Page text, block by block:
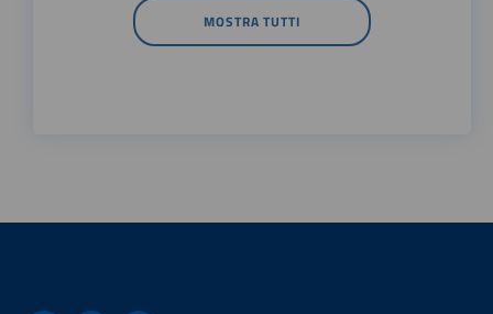
MOSTRA TUTTI